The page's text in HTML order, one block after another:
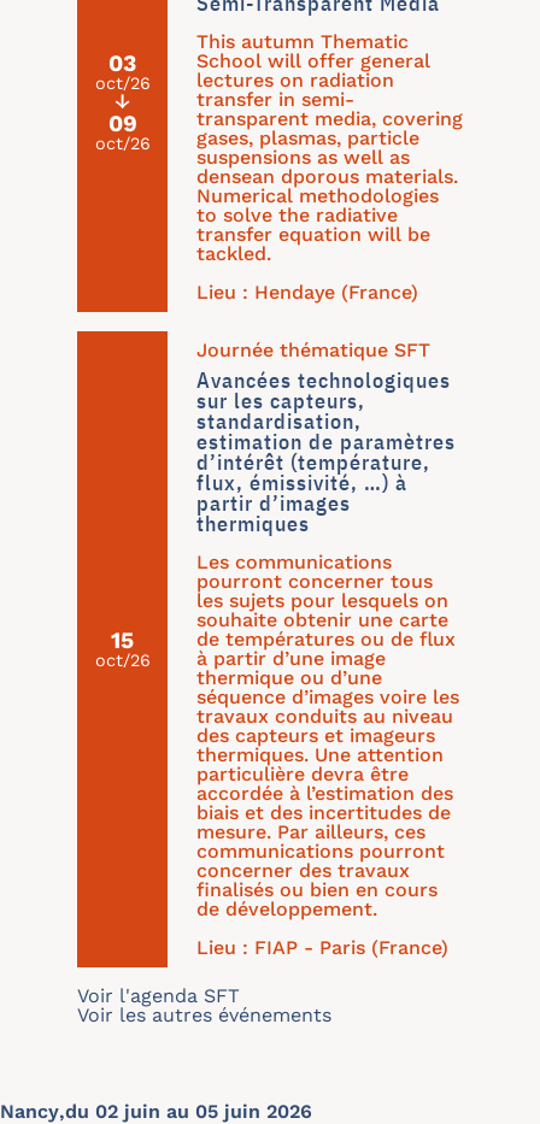
03
oct/26
↓
09
oct/26
This autumn Thematic
School will offer general
lectures on radiation
transfer in semi-
transparent media, covering
gases, plasmas, particle
suspensions as well as
densean dporous materials.
Numerical methodologies
to solve the radiative
transfer equation will be
tackled.
Lieu : Hendaye (France)
15
oct/26
Journée thématique SFT
Avancées technologiques
sur les capteurs,
standardisation,
estimation de paramètres
d’intérêt (température,
flux, émissivité, …) à
partir d’images
thermiques
Les communications
pourront concerner tous
les sujets pour lesquels on
souhaite obtenir une carte
de températures ou de flux
à partir d’une image
thermique ou d’une
séquence d’images voire les
travaux conduits au niveau
des capteurs et imageurs
thermiques. Une attention
particulière devra être
accordée à l’estimation des
biais et des incertitudes de
mesure. Par ailleurs, ces
communications pourront
concerner des travaux
finalisés ou bien en cours
de développement.
Lieu : FIAP - Paris (France)
Voir l'agenda SFT
Voir les autres événements
Nancy,du 02 juin au 05 juin 2026